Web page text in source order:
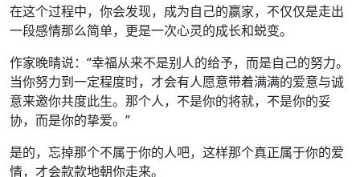
在这个过程中，你会发现，成为自己的赢家，不仅仅是走出
一段感情那么简单，更是一次心灵的成长和蜕变。
作家晚晴说：“幸福从来不是别人的给予，而是自己的努力。
当你努力到一定程度时，才会有人愿意带着满满的爱意与诚
意来邀你共度此生。那个人，不是你的将就，不是你的妥
协，而是你的挚爱。”
是的，忘掉那个不属于你的人吧，这样那个真正属于你的爱
情，才会款款地朝你走来。